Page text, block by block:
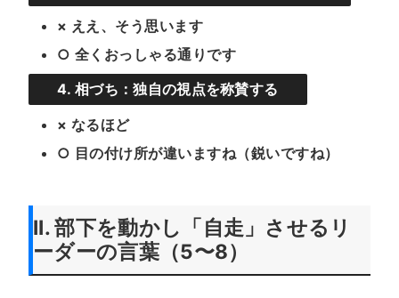
× ええ、そう思います
○ 全くおっしゃる通りです
4. 相づち：独自の視点を称賛する
× なるほど
○ 目の付け所が違いますね（鋭いですね）
II. 部下を動かし「自走」させるリ
ーダーの言葉（5〜8）